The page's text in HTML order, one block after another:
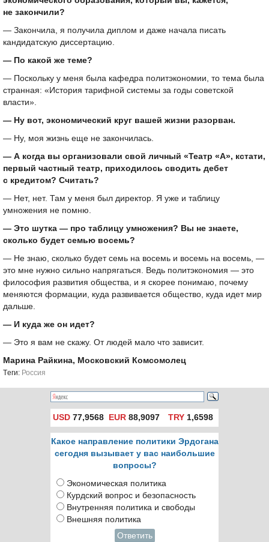
не закончили?
— Закончила, я получила диплом и даже начала писать
кандидатскую диссертацию.
— По какой же теме?
— Поскольку у меня была кафедра политэкономии, то тема была
странная: «История тарифной системы за годы советской
власти».
— Ну вот, экономический круг вашей жизни разорван.
— Ну, моя жизнь еще не закончилась.
— А когда вы организовали свой личный «Театр «А», кстати,
первый частный театр, приходилось сводить дебет
с кредитом? Считать?
— Нет, нет. Там у меня был директор. Я уже и таблицу
умножения не помню.
— Это шутка — про таблицу умножения? Вы не знаете,
сколько будет семью восемь?
— Не знаю, сколько будет семь на восемь и восемь на восемь, —
это мне нужно сильно напрягаться. Ведь политэкономия — это
философия развития общества, и я скорее понимаю, почему
меняются формации, куда развивается общество, куда идет мир
дальше.
— И куда же он идет?
— Это я вам не скажу. От людей мало что зависит.
Марина Райкина, Московский Комсомолец
Tеги: Россия
USD 77,9568 EUR 88,9097 TRY1,6598
Какое направление политики Эрдогана
сегодня вызывает у вас наибольшие
вопросы?
Экономическая политика
Курдский вопрос и безопасность
Внутренняя политика и свободы
Внешняя политика
Ответить